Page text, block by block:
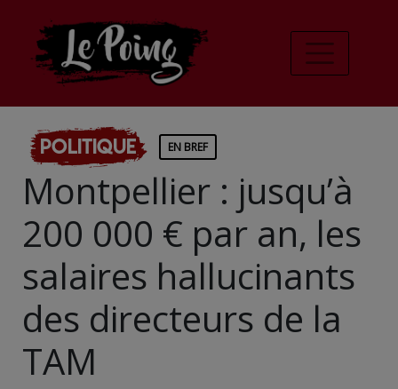
Politique EN BREF
Montpellier : jusqu’à
200 000 € par an, les
salaires hallucinants
des directeurs de la
TAM